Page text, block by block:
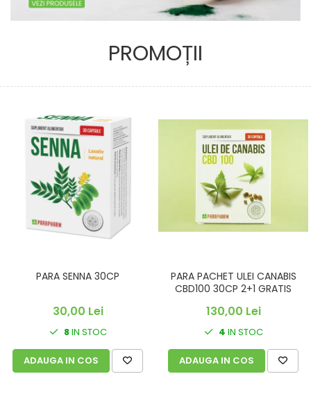
PROMOȚII
PARA SENNA 30CP
30,00 Lei
8IN STOC
ADAUGA IN COS
PARA PACHET ULEI CANABIS
CBD100 30CP 2+1 GRATIS
130,00 Lei
4 IN STOC
ADAUGA IN COS